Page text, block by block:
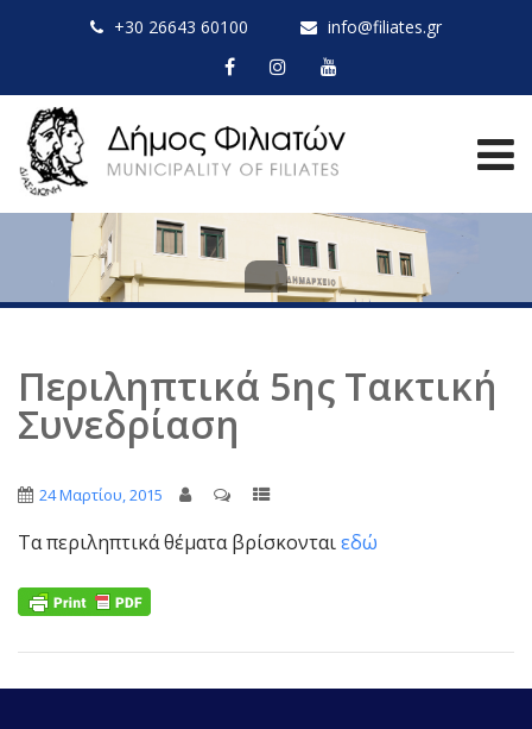
+30 26643 60100 info@filiates.gr
Περιληπτικά 5ης Τακτική
Συνεδρίαση
24 Μαρτίου, 2015
Τα περιληπτικά θέματα βρίσκονταιεδώ